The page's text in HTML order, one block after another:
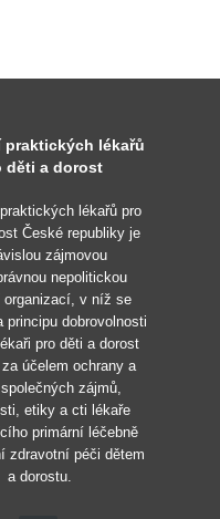
praktických lékařů
děti a dorost
lékařů pro
České republiky je
zájmovou
nepolitickou
organizací, v níž se
principu dobrovolnosti
pro děti a dorost
účelem ochrany a
zájmů,
etiky a cti lékaře
primární léčebně
zdravotní péči dětem
a dorostu.